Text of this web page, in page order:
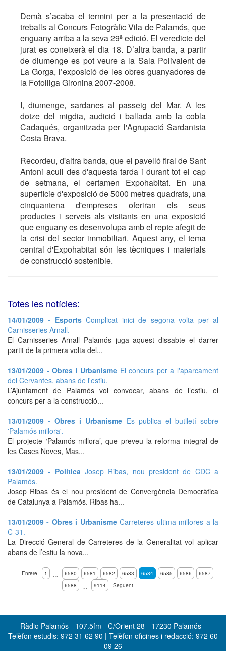
Demà s’acaba el termini per a la presentació de
treballs al Concurs Fotogràfic Vila de Palamós, que
enguany arriba a la seva 29ª edició. El veredicte del
jurat es coneixerà el dia 18. D’altra banda, a partir
de diumenge es pot veure a la Sala Polivalent de
La Gorga, l’exposició de les obres guanyadores de
la Fotolliga Gironina 2007-2008.
I, diumenge, sardanes al passeig del Mar. A les
dotze del migdia, audició i ballada amb la cobla
Cadaqués, organitzada per l'Agrupació Sardanista
Costa Brava.
Recordeu, d'altra banda, que el pavelló firal de Sant
Antoni acull des d'aquesta tarda i durant tot el cap
de setmana, el certamen Expohabitat. En una
superfície d'exposició de 5000 metres quadrats, una
cinquantena d'empreses oferiran els seus
productes i serveis als visitants en una exposició
que enguany es desenvolupa amb el repte afegit de
la crisi del sector immobiliari. Aquest any, el tema
central d'Expohabitat són les tècniques i materials
de construcció sostenible.
Totes les notícies:
14/01/2009 - EsportsComplicat inici de segona volta per al
Carnisseries Arnall.
El Carnisseries Arnall Palamós juga aquest dissabte el darrer
partit de la primera volta del...
13/01/2009 - Obres i Urbanisme El concurs per a l'aparcament
del Cervantes, abans de l'estiu.
L’Ajuntament de Palamós vol convocar, abans de l’estiu, el
concurs per a la construcció...
13/01/2009 - Obres i Urbanisme Es publica el butlletí sobre
'Palamós millora'.
El projecte ‘Palamós millora’, que preveu la reforma integral de
les Cases Noves, Mas...
13/01/2009 - Política Josep Ribas, nou president de CDC a
Palamós.
Josep Ribas és el nou president de Convergència Democràtica
de Catalunya a Palamós. Ribas ha...
13/01/2009 - Obres i UrbanismeCarreteres ultima millores a la
C-31.
La Direcció General de Carreteres de la Generalitat vol aplicar
abans de l’estiu la nova...
Enrere 1 … 6580 6581 6582 6583 6584 6585 6586
6587
6588
… 9114 Següent
Ràdio Palamós - 107.5fm - C/Orient 28 - 17230 Palamós -
Telèfon estudis: 972 31 62 90 | Telèfon oficines i redacció: 972 60
09 26